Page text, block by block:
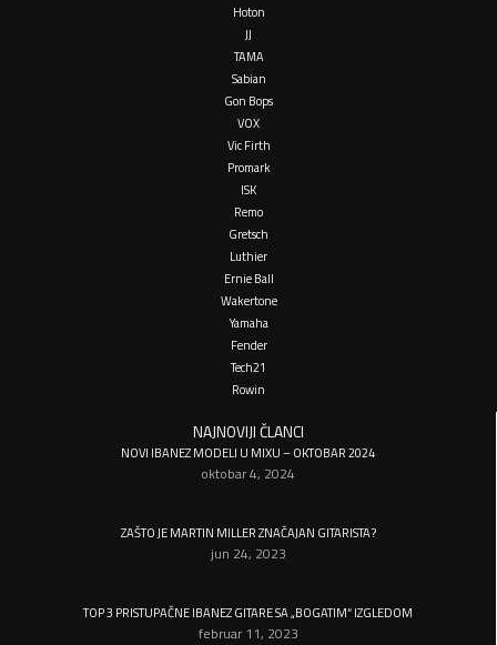
Hoton
JJ
TAMA
Sabian
Gon Bops
VOX
Vic Firth
Promark
ISK
Remo
Gretsch
Luthier
Ernie Ball
Wakertone
Yamaha
Fender
Tech21
Rowin
NAJNOVIJI ČLANCI
NOVI IBANEZ MODELI U MIXU – OKTOBAR 2024
oktobar 4, 2024
ZAŠTO JE MARTIN MILLER ZNAČAJAN GITARISTA?
jun 24, 2023
TOP 3 PRISTUPAČNE IBANEZ GITARE SA „BOGATIM“ IZGLEDOM
februar 11, 2023